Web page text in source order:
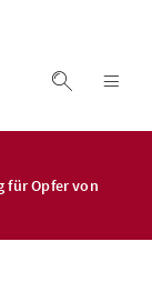
Suche
für Opfer von